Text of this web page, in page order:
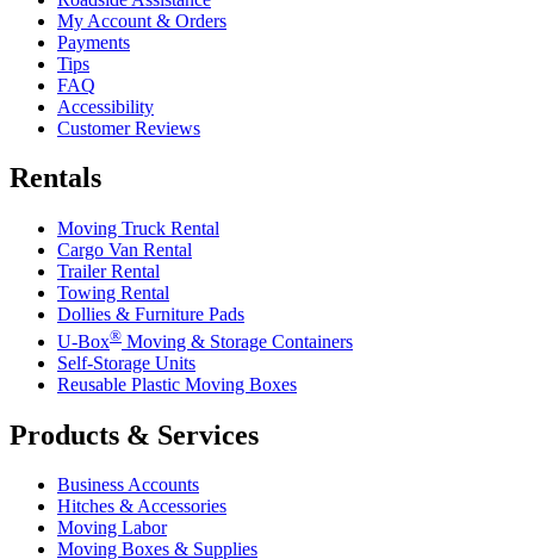
My Account & Orders
Payments
Tips
FAQ
Accessibility
Customer Reviews
Rentals
Moving Truck Rental
Cargo Van Rental
Trailer Rental
Towing Rental
Dollies & Furniture Pads
U-Box® Moving & Storage Containers
Self-Storage Units
Reusable Plastic Moving Boxes
Products & Services
Business Accounts
Hitches & Accessories
Moving Labor
Moving Boxes & Supplies